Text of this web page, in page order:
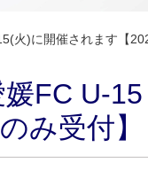
火)に開催されます【
FC U-
み受付】